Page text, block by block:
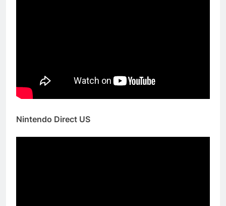
Nintendo Direct US